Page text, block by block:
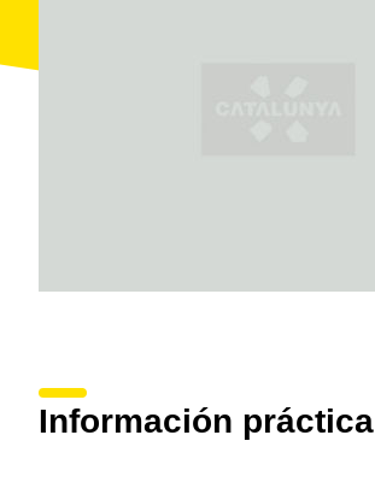
Información práctica